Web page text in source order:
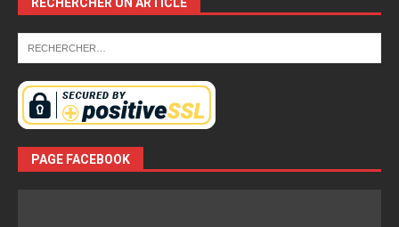
RECHERCHER UN ARTICLE
PAGE FACEBOOK